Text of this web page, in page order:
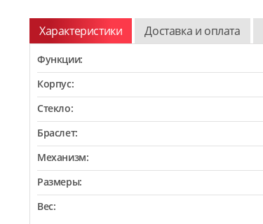
Характеристики Доставка и оплата
Функции:
Корпус:
Стекло:
Браслет:
Механизм:
Размеры:
Вес: